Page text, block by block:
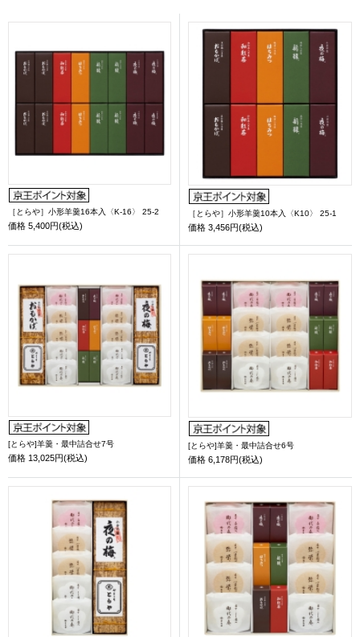
［とらや］小形羊羹16本入〈K-16〉 25-2
価格 5,400円(税込)
［とらや］小形羊羹10本入〈K10〉 25-1
価格 3,456円(税込)
[とらや]羊羹・最中詰合せ7号
価格 13,025円(税込)
[とらや]羊羹・最中詰合せ6号
価格 6,178円(税込)